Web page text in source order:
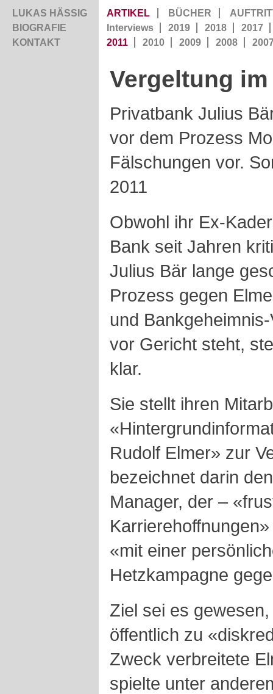
LUKAS HÄSSIG
BIOGRAFIE
KONTAKT
ARTIKEL BÜCHER
Interviews
2019 2018
2017
2011
2010 2009 2008
Vergeltung
Privatbank Julius
vor dem Prozess
Fälschungen vor.
2011
Obwohl ihr Ex-
Bank seit Jahren
Julius Bär lange
Prozess gegen
und
vor Gericht steht,
klar.
Sie stellt ihren
Rudolf Elmer» zur
bezeichnet darin
Manager, der –
«mit einer
Hetzkampagne
Ziel sei es
öffentlich zu
Zweck verbreitete
spielte unter